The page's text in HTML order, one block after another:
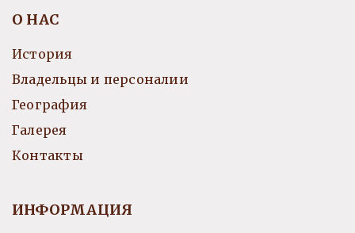
О НАС
История
Владельцы и персоналии
География
Галерея
Контакты
ИНФОРМАЦИЯ